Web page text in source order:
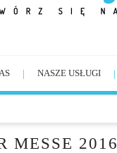
NASZE USŁUGI
MESSE 2016